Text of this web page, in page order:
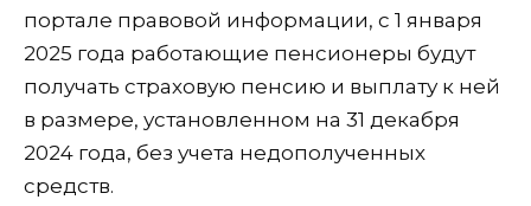
портале правовой информации, с 1 января
2025 года работающие пенсионеры будут
получать страховую пенсию и выплату к ней
в размере, установленном на 31 декабря
2024 года, без учета недополученных
средств.